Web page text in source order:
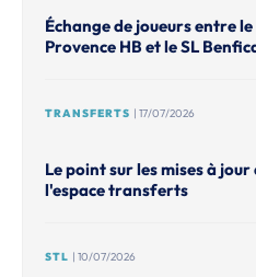
Échange de joueurs entre
Provence HB et le SL
TRANSFERTS | 17/07/2026
Le point sur les mises à jour
l'espace transferts
STL | 10/07/2026